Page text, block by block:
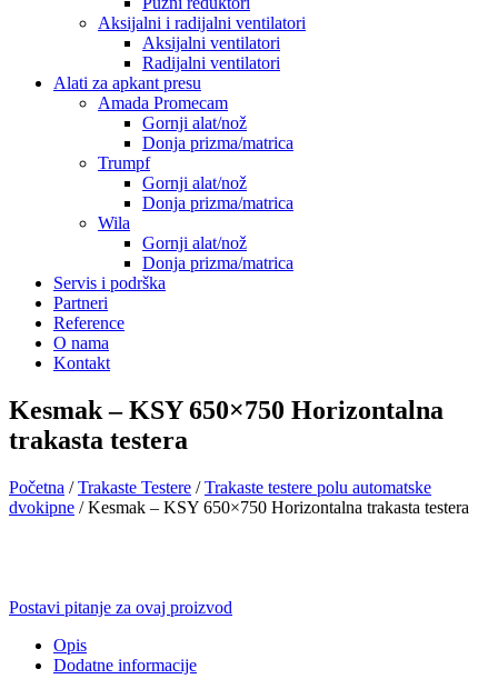
Aksijalni i radijalni ventilatori
Aksijalni ventilatori
Radijalni ventilatori
Alati za apkant presu
Amada Promecam
Gornji alat/nož
Donja prizma/matrica
Trumpf
Gornji alat/nož
Donja prizma/matrica
Wila
Gornji alat/nož
Donja prizma/matrica
Servis i podrška
Partneri
Reference
O nama
Kontakt
Kesmak – KSY 650×750 Horizontalna
trakasta testera
Početna /Trakaste Testere /Trakaste testere polu automatske
dvokipne / Kesmak – KSY 650×750 Horizontalna trakasta testera
Postavi pitanje za ovaj proizvod
Opis
Dodatne informacije